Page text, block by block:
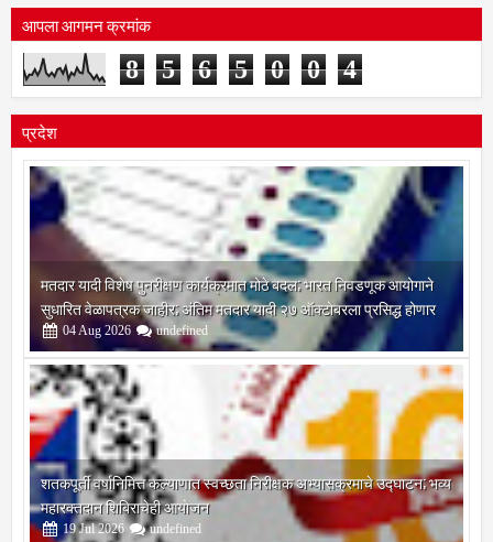
आपला आगमन क्रमांक
8 5 6 5 0 0 4
प्रदेश
मतदार यादी विशेष पुनरीक्षण कार्यक्रमात मोठे बदल; भारत निवडणूक आयोगाने
सुधारित वेळापत्रक जाहीर; अंतिम मतदार यादी २७ ऑक्टोबरला प्रसिद्ध होणार
04Aug 2026 undefined
शतकपूर्ती वर्षानिमित्त कल्याणात स्वच्छता निरीक्षक अभ्यासक्रमाचे उद्घाटन; भव्य
महारक्तदान शिबिराचेही आयोजन